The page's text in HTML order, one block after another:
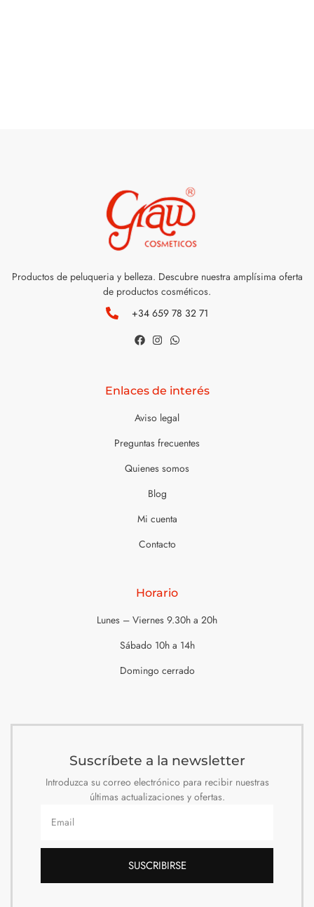
Productos de peluqueria y belleza. Descubre nuestra amplísima oferta
de productos cosméticos.
+34 659 78 32 71
Enlaces de interés
Aviso legal
Preguntas frecuentes
Quienes somos
Blog
Mi cuenta
Contacto
Horario
Lunes – Viernes 9.30h a 20h
Sábado 10h a 14h
Domingo cerrado
Suscríbete a la newsletter
Introduzca su correo electrónico para recibir nuestras
últimas actualizaciones y ofertas.
SUSCRIBIRSE